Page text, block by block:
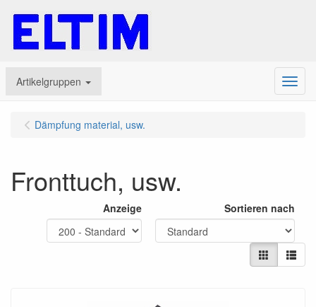
Artikelgruppen Menu
Dämpfung material, usw.
Fronttuch, usw.
Anzeige Sortieren nach